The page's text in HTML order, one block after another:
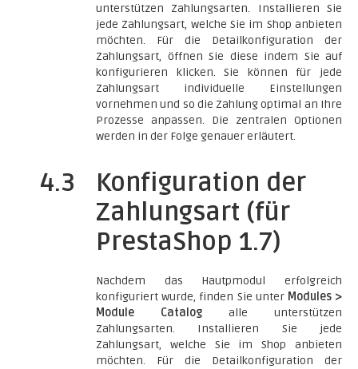
unterstützen Zahlungsarten. Installieren Sie
jede Zahlungsart, welche Sie im Shop anbieten
möchten. Für die Detailkonfiguration der
Zahlungsart, öffnen Sie diese indem Sie auf
konfigurieren klicken. Sie können für jede
Zahlungsart individuelle Einstellungen
vornehmen und so die Zahlung optimal an Ihre
Prozesse anpassen. Die zentralen Optionen
werden in der Folge genauer erläutert.
4.3
Konfiguration der
Zahlungsart (für
PrestaShop 1.7)
Nachdem das Hautpmodul erfolgreich
konfiguriert wurde, finden Sie unter Modules >
Module Catalog alle unterstützen
Zahlungsarten. Installieren Sie jede
Zahlungsart, welche Sie im Shop anbieten
möchten. Für die Detailkonfiguration der